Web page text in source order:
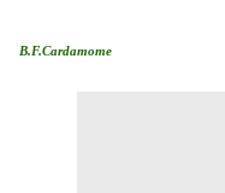
B.F.Cardamome